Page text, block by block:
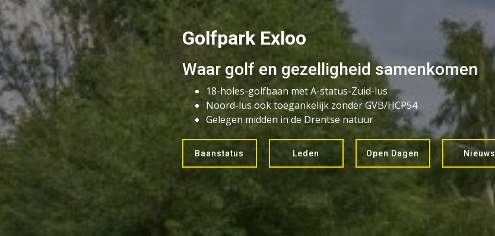
Golfpark Exloo
Waar golf en gezelligheid samenkomen
18-holes-golfbaan met A-status-Zuid-lus
Noord-lus ook toegankelijk zonder GVB/HCP54
Gelegen midden in de Drentse natuur
Baanstatus Leden Open Dagen Nieuws